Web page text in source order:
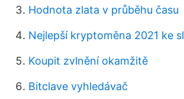
Hodnota zlata v průběhu času
Nejlepší kryptoměna 2021 ke
Koupit zvlnění okamžitě
Bitclave vyhledávač